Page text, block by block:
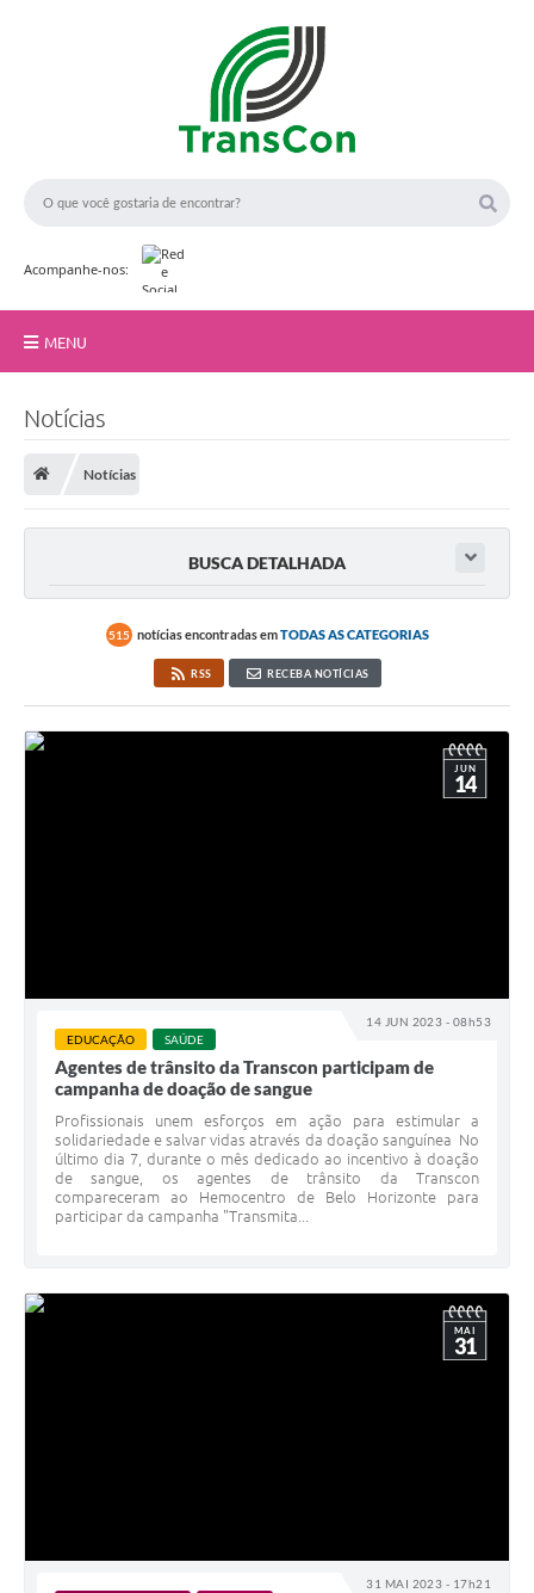
Acompanhe-nos:
MENU
Notícias
Notícias
BUSCA DETALHADA
515 notícias encontradas emTODAS AS CATEGORIAS
RSS RECEBA NOTÍCIAS
14 JUN 2023 - 08h53
JUN
14
EDUCAÇÃO SAÚDE
Agentes de trânsito da Transcon participam de
campanha de doação de sangue
Profissionais unem esforços em ação para estimular a
solidariedade e salvar vidas através da doação sanguínea No
último dia 7, durante o mês dedicado ao incentivo à doação
de sangue, os agentes de trânsito da Transcon
compareceram ao Hemocentro de Belo Horizonte para
participar da campanha "Transmita...
31 MAI 2023 - 17h21
MAI
31